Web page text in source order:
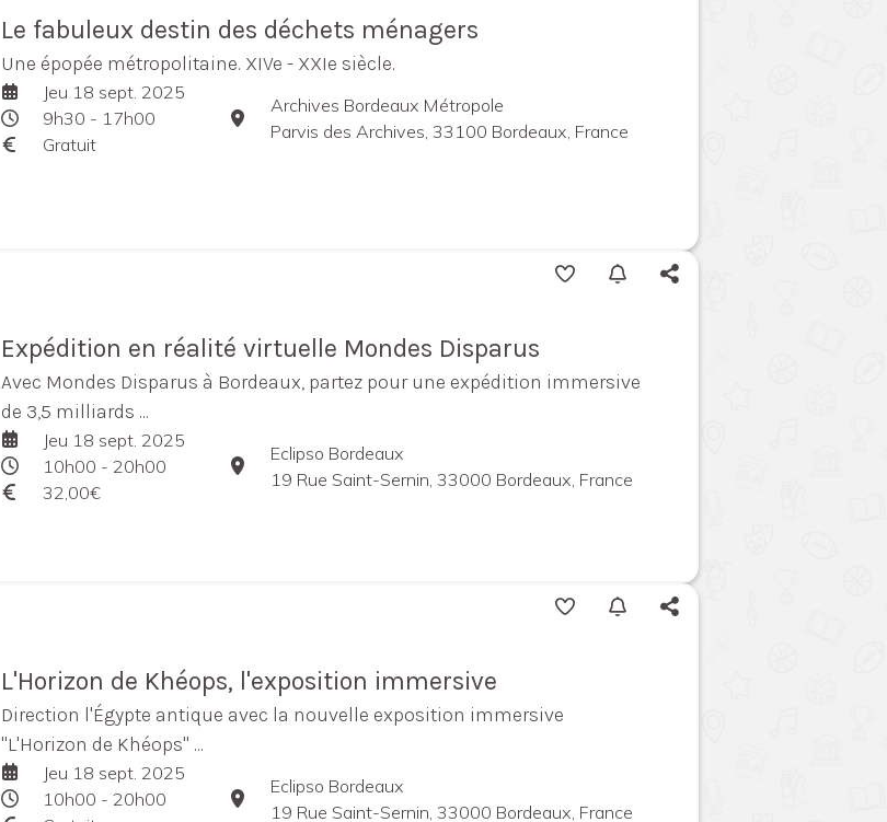
Le fabuleux destin des déchets ménagers
Une épopée métropolitaine. XIVe - XXIe siècle.
Jeu 18 sept. 2025
9h30 - 17h00
Gratuit
Archives Bordeaux Métropole
Parvis des Archives, 33100 Bordeaux, France
Expédition en réalité virtuelle Mondes Disparus
Avec Mondes Disparus à Bordeaux, partez pour une expédition immersive
de 3,5 milliards ...
Jeu 18 sept. 2025
10h00 - 20h00
32,00€
Eclipso Bordeaux
19 Rue Saint-Sernin, 33000 Bordeaux, France
L'Horizon de Khéops, l'exposition immersive
Direction l'Égypte antique avec la nouvelle exposition immersive
"L'Horizon de Khéops" ...
Jeu 18 sept. 2025
10h00 - 20h00
Eclipso Bordeaux
19 Rue Saint-Sernin, 33000 Bordeaux, France